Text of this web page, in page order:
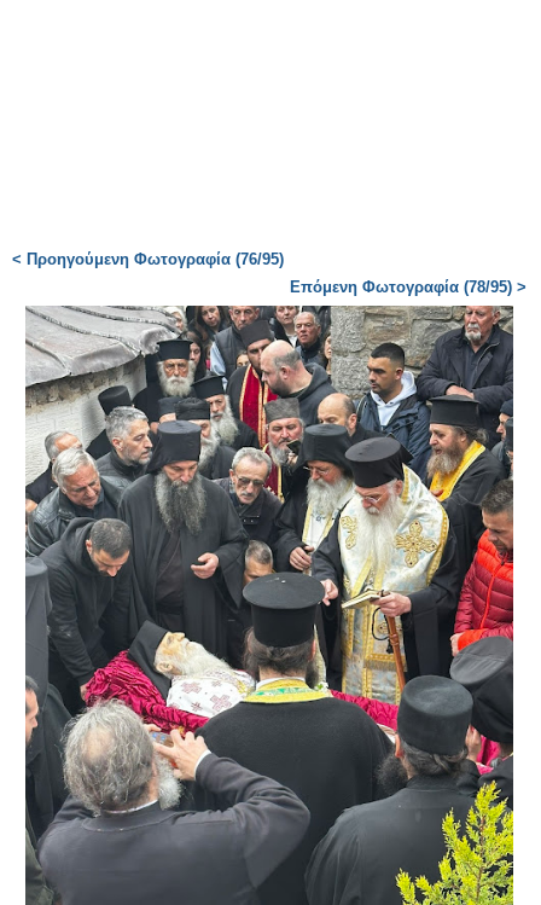
< Προηγούμενη Φωτογραφία (76/95)
Επόμενη Φωτογραφία (78/95) >